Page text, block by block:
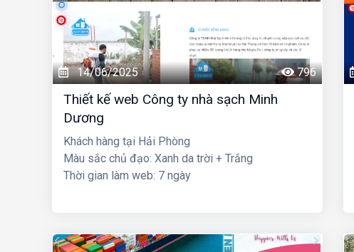
14/06/2025 796
Thiết kế web Công ty nhà sạch Minh
Dương
Khách hàng tại Hải Phòng
Màu sắc chủ đạo: Xanh da trời + Trắng
Thời gian làm web: 7 ngày